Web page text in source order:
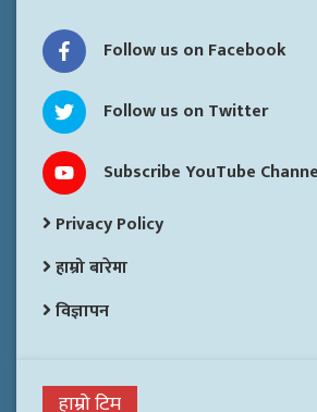
Follow us on Facebook
Follow us on Twitter
Subscribe YouTube
Privacy Policy
हाम्रो बारेमा
विज्ञापन
हाम्रो टिम